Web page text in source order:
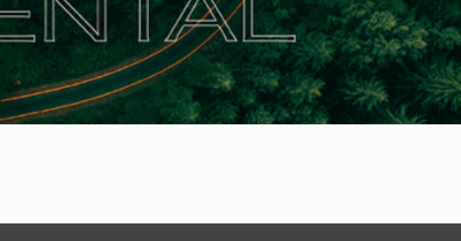
劇，許多國家在會議上都紛紛簽屬了永續的承諾，具指標性的品牌